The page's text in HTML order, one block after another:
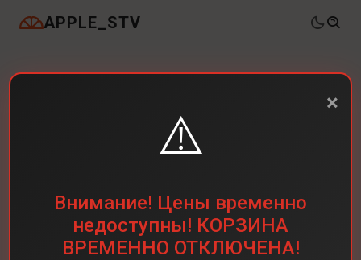
APPLE_STV
×
⚠️
Внимание! Цены временно
недоступны! КОРЗИНА
ВРЕМЕННО ОТКЛЮЧЕНА!